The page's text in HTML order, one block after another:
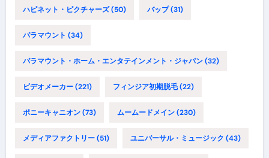
ハピネット・ピクチャーズ(50) バップ(31)
パラマウント (34)
パラマウント・ホーム・エンタテインメント・ジャパン(32)
ビデオメーカー(221) フィンジア初期脱毛(22)
ポニーキャニオン(73) ムームードメイン(230)
メディアファクトリー(51) ユニバーサル・ミュージック (43)